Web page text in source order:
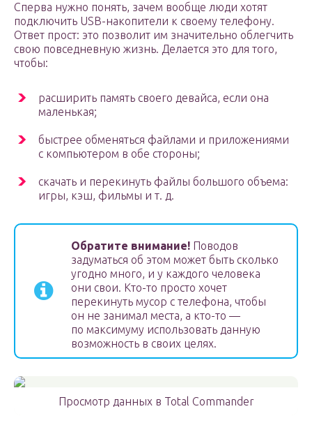
Сперва нужно понять, зачем вообще люди хотят
подключить USB-накопители к своему телефону.
Ответ прост: это позволит им значительно облегчить
свою повседневную жизнь. Делается это для того,
чтобы:
расширить память своего девайса, если она
маленькая;
быстрее обменяться файлами и приложениями
с компьютером в обе стороны;
скачать и перекинуть файлы большого объема:
игры, кэш, фильмы и т. д.
Обратите внимание! Поводов
задуматься об этом может быть сколько
угодно много, и у каждого человека
они свои. Кто-то просто хочет
перекинуть мусор с телефона, чтобы
он не занимал места, а кто-то —
по максимуму использовать данную
возможность в своих целях.
Просмотр данных в Total Commander